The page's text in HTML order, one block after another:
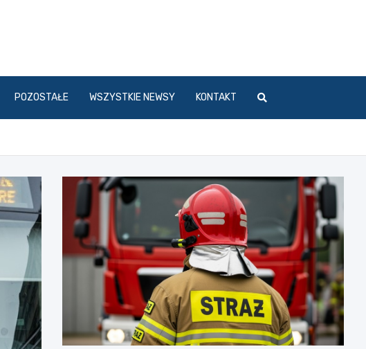
POZOSTAŁE WSZYSTKIE NEWSY KONTAKT